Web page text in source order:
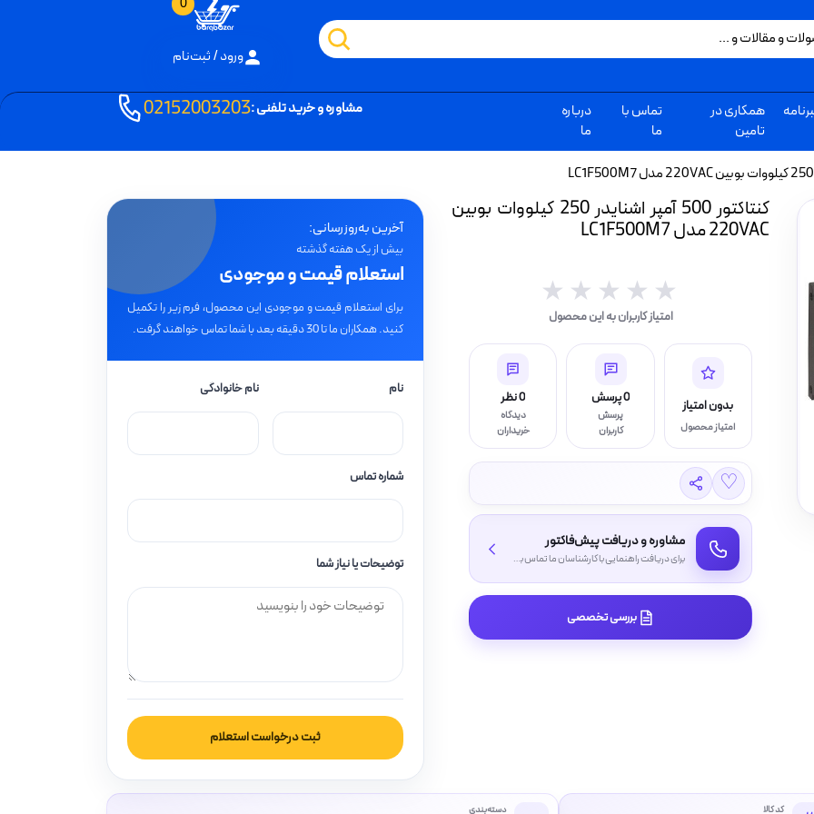
0
ورود / ثبت‌نام
همکاری در
تامین
تماس با
ما
درباره
ما
مشاوره و خرید تلفنی :02152003203
کنتاکتور 500 آمپر اشنایدر 250 کیلووات بوبین
220VAC مدل LC1F500M7
★★★★★
★★★★★
امتیاز کاربران به این محصول
بدون امتیاز
امتیاز محصول
0 پرسش
پرسش
کاربران
0 نظر
دیدگاه
خریداران
♡
مشاوره و دریافت پیش‌فاکتور
برای دریافت راهنمایی با کارشناسان ما تماس بگیرید
بررسی تخصصی
آخرین به‌روزرسانی:
بیش از یک هفته گذشته
استعلام قیمت و موجودی
برای استعلام قیمت و موجودی این محصول، فرم زیر را تکمیل
کنید. همکاران ما تا 30 دقیقه بعد با شما تماس خواهند گرفت.
نام نام خانوادگی
شماره تماس
توضیحات یا نیاز شما
ثبت درخواست استعلام
کد کالا دسته‌بندی